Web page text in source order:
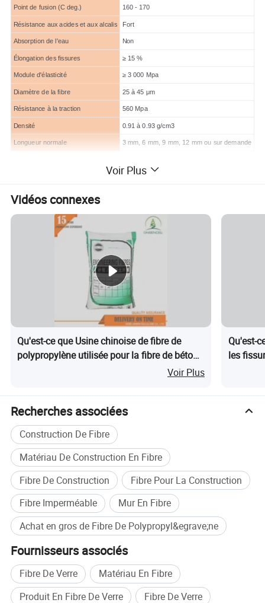
Point de fusion (C deg.) 160 - 170
Résistance aux acides et aux alcalis Fort
Absorption de l'eau Non
Élongation des fissures ≥ 15 %
Module d'élasticité ≥ 3 000 Mpa
Diamètre de la fibre 25 à 45 μm
Résistance à la traction 560 Mpa
Densité 0.91 à 0.93 g/cm3
Longueur normale 3 mm, 6 mm, 9 mm, 12 mm ou sur demande
Affichage des détails du produit
Voir Plus
Vidéos connexes
Qu'est-ce que Usine chinoise de fibre de
polypropylène utilisée pour la fibre de béton
Voir Plus
Qu'est-
les
Recherches associées
Construction De Fibre
Matériau De Construction En Fibre
Fibre De Construction
Fibre Pour La Construction
Fibre Imperméable
Mur En Fibre
Achat en gros de Fibre De Polypropyl&egrave;ne
Fournisseurs associés
Fibre De Verre
Matériau En Fibre
Produit En Fibre De Verre
Fibre De Verre